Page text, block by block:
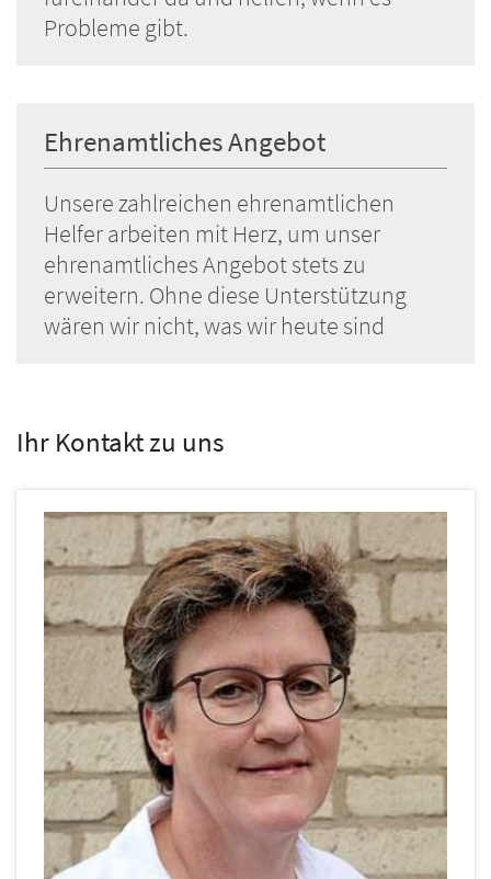
Probleme gibt.
Ehrenamtliches Angebot
Unsere zahlreichen ehrenamtlichen
Helfer arbeiten mit Herz, um unser
ehrenamtliches Angebot stets zu
erweitern. Ohne diese Unterstützung
wären wir nicht, was wir heute sind
Ihr Kontakt zu uns